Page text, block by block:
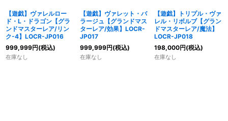
【遊戯】ヴァレルロー
ド・L・ドラゴン【グラ
ンドマスターレア/リン
ク-4】LOCR-JP016
999,999円(税込)
在庫なし
【遊戯】ヴァレット・バ
ラージュ【グランドマス
ターレア/効果】LOCR-
JP017
999,999円(税込)
在庫なし
【遊戯】トリプル・ヴァ
レル・リボルブ【グラン
ドマスターレア/魔法】
LOCR-JP018
198,000円(税込)
在庫なし